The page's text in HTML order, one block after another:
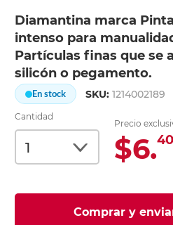
Diamantina marca
intenso para
Partículas finas que se
silicón o pegamento.
En stock SKU:1214002189
Cantidad
Precio
$6.40
Comprar y